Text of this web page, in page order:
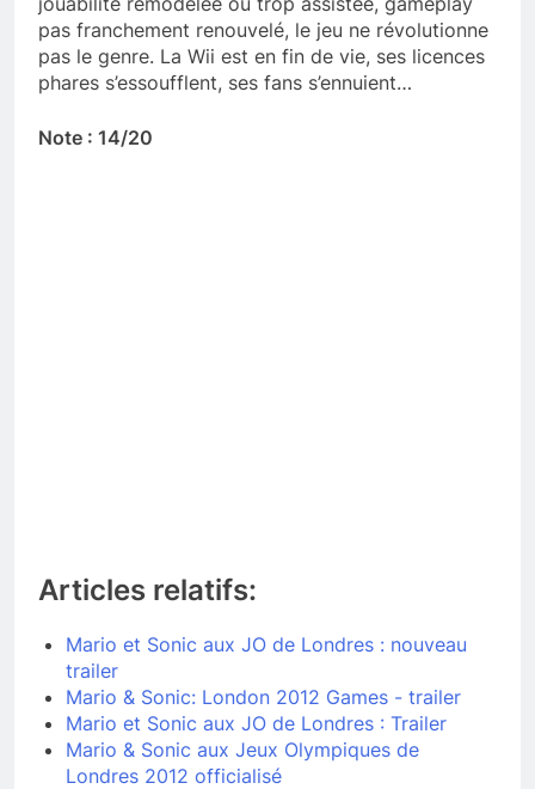
pas franchement renouvelé, le jeu ne révolutionne
pas le genre. La Wii est en fin de vie, ses licences
phares s’essoufflent, ses fans s’ennuient…
Note : 14/20
Articles relatifs:
Mario et Sonic aux JO de Londres : nouveau
trailer
Mario & Sonic: London 2012 Games - trailer
Mario et Sonic aux JO de Londres : Trailer
Mario & Sonic aux Jeux Olympiques de
Londres 2012 officialisé